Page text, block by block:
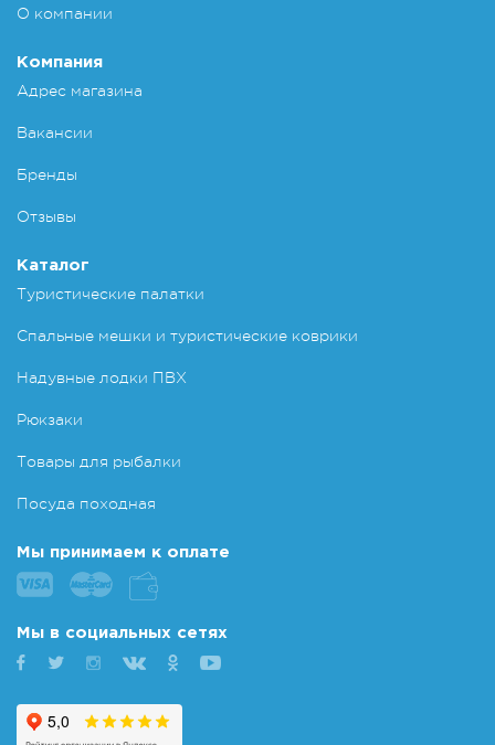
О компании
Компания
Адрес магазина
Вакансии
Бренды
Отзывы
Каталог
Туристические палатки
Спальные мешки и туристические коврики
Надувные лодки ПВХ
Рюкзаки
Товары для рыбалки
Посуда походная
Мы принимаем к оплате
Мы в социальных сетях